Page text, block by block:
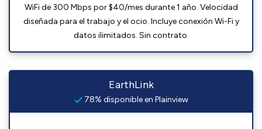
WiFi de 300 Mbps por $40/mes durante 1 año. Velocidad
diseñada para el trabajo y el ocio. Incluye conexión Wi-Fi y
datos ilimitados. Sin contrato.
EarthLink
78% disponible en Plainview